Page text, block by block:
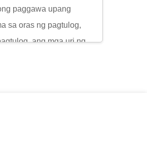
paggawa upang
sa oras ng pagtulog,
ang mga uri ng